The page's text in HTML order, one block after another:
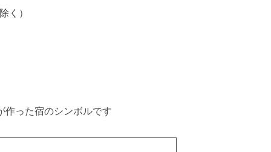
く）
作った宿のシンボルです